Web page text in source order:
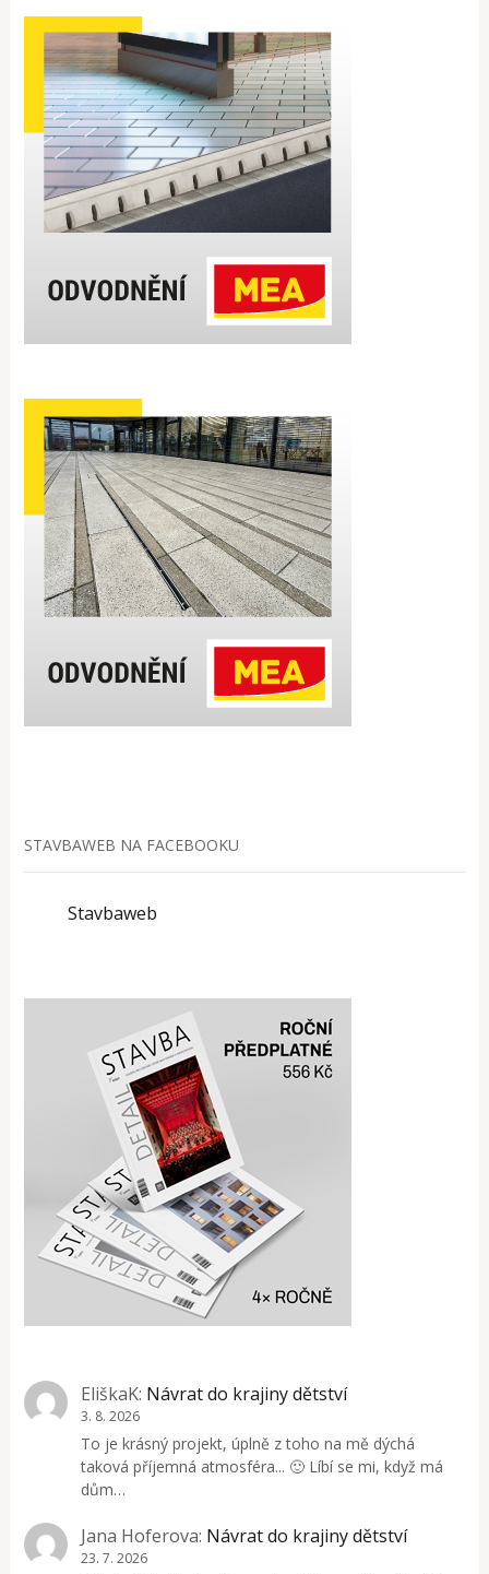
STAVBAWEB NA FACEBOOKU
Stavbaweb
EliškaK: Návrat do krajiny dětství
3. 8. 2026
To je krásný projekt, úplně z toho na mě dýchá
taková příjemná atmosféra... 🙂 Líbí se mi, když má
dům…
Jana Hoferova: Návrat do krajiny dětství
23. 7. 2026